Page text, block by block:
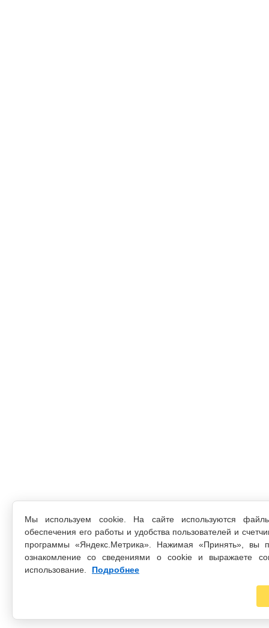
Мы используем cookie. На сайте используются
обеспечения его работы и удобства пользователей и
программы «Яндекс.Метрика». Нажимая «Принять», вы
ознакомление со сведениями о cookie и выражаете
использование.
Подробнее